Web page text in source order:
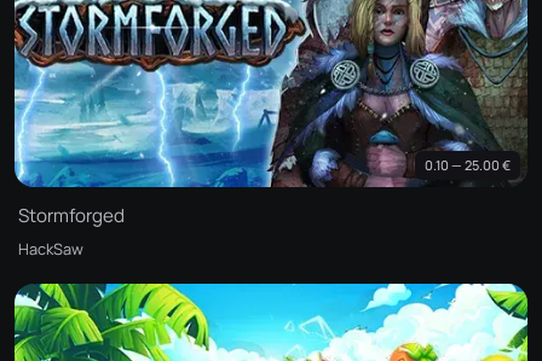
0.10 — 25.00 €
Stormforged
HackSaw